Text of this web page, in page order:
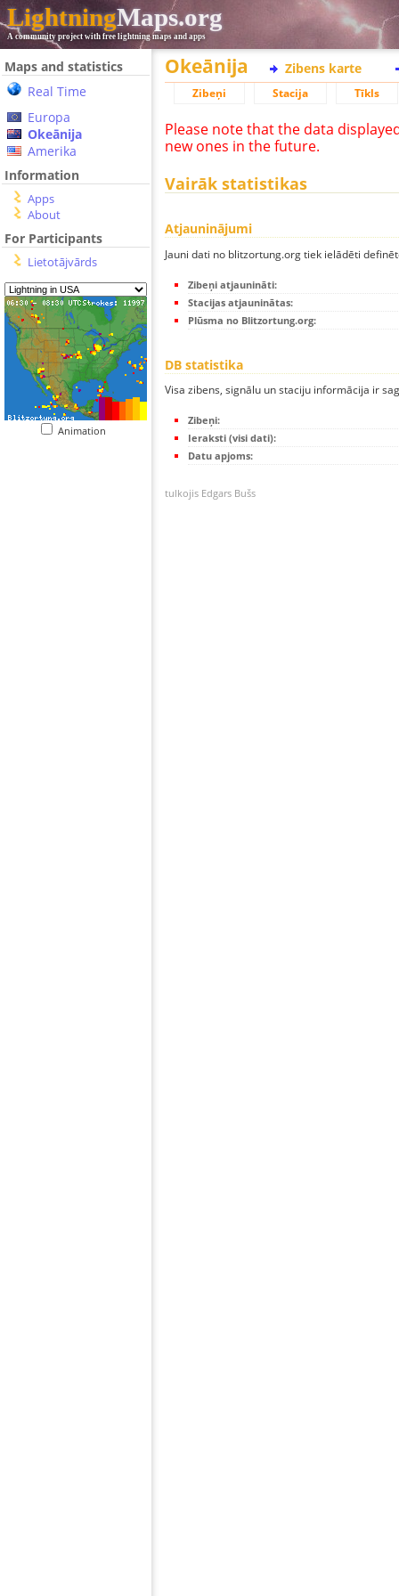
LightningMaps.org
A community project with free lightning maps and apps
Maps and statistics
Real Time
Europa
Okeānija
Amerika
Information
Apps
About
For Participants
Lietotājvārds
Animation
Okeānija Zibens karte
Zibeņi Stacija Tīkls
Please note that the data
new ones in the future.
Vairāk statistikas
Atjauninājumi
Jauni dati no blitzortung.org tiek ielādēti
Zibeņi atjaunināti:
Stacijas atjauninātas:
Plūsma no Blitzortung.org:
DB statistika
Visa zibens, signālu un staciju informācija ir
Zibeņi:
Ieraksti (visi dati):
Datu apjoms:
tulkojis Edgars Bušs